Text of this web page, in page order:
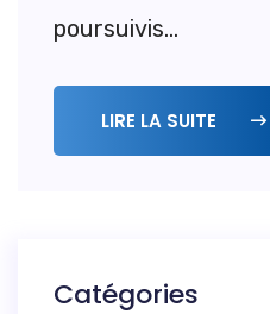
poursuivis...
LIRE LA SUITE
Catégories